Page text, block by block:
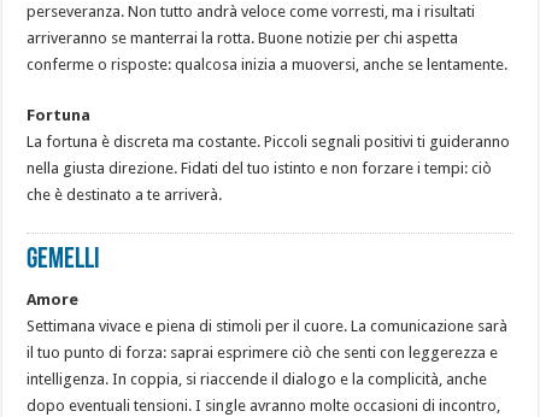
perseveranza. Non tutto andrà veloce come vorresti, ma i risultati
arriveranno se manterrai la rotta. Buone notizie per chi aspetta
conferme o risposte: qualcosa inizia a muoversi, anche se lentamente.
Fortuna
La fortuna è discreta ma costante. Piccoli segnali positivi ti guideranno
nella giusta direzione. Fidati del tuo istinto e non forzare i tempi: ciò
che è destinato a te arriverà.
GEMELLI
Amore
Settimana vivace e piena di stimoli per il cuore. La comunicazione sarà
il tuo punto di forza: saprai esprimere ciò che senti con leggerezza e
intelligenza. In coppia, si riaccende il dialogo e la complicità, anche
dopo eventuali tensioni. I single avranno molte occasioni di incontro,